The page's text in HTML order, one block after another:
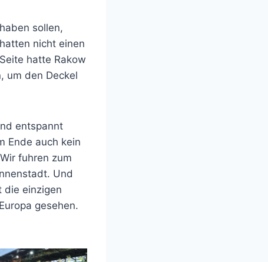
sollen,
nicht einen
hatte Rakow
um den Deckel
entspannt
Ende auch kein
fuhren zum
Und
die einzigen
gesehen.